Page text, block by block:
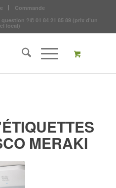
Commande
question ?✆ 01 84 21 85 89 (prix d'un
local)
MERAKI